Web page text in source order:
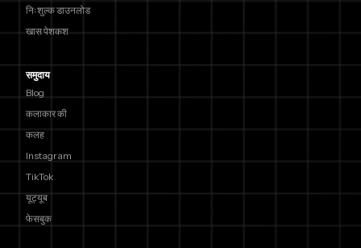
निःशुल्क डाउनलोड
खास पेशकश
समुदाय
Blog
कलाकार की
कलह
Instagram
TikTok
यूट्यूब
फेसबुक